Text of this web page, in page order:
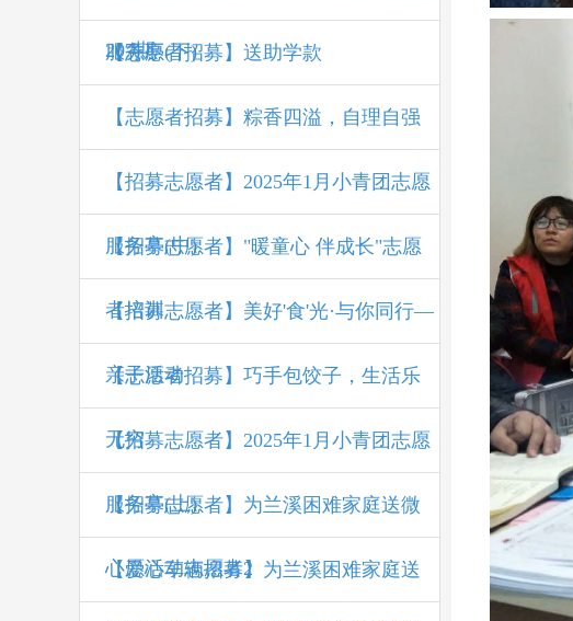
207期
服务亭(下)
【志愿者招募】送助学款
【志愿者招募】粽香四溢，自理自强
【招募志愿者】2025年1月小青团志愿
服务亭(中)
【招募志愿者】"暖童心 伴成长"志愿
者培训
【招募志愿者】美好'食'光·与你同行—
亲子活动
【志愿者招募】巧手包饺子，生活乐
无穷
【招募志愿者】2025年1月小青团志愿
服务亭(上)
【招募志愿者】为兰溪困难家庭送微
心愿活动志愿者2
【爱心车辆招募】为兰溪困难家庭送